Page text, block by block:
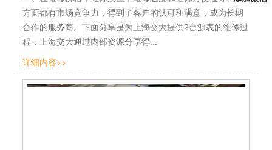
方面都有市场竞争力，得到了客户的认可和满意，成为长期
合作的服务商。下面分享是为上海交大提供2台源表的维修过
程：上海交大通过内部资源分享得...
详细内容>>